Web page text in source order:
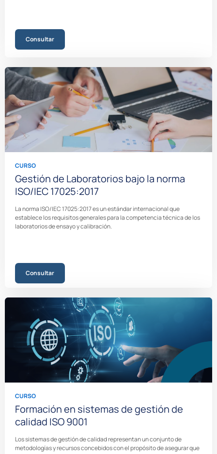
Consultar
CURSO
Gestión de Laboratorios bajo la norma
ISO/IEC 17025:2017
La norma ISO/IEC 17025:2017 es un estándar internacional que
establece los requisitos generales para la competencia técnica de los
laboratorios de ensayo y calibración.
Consultar
CURSO
Formación en sistemas de gestión de
calidad ISO 9001
Los sistemas de gestión de calidad representan un conjunto de
metodologías y recursos concebidos con el propósito de asegurar que